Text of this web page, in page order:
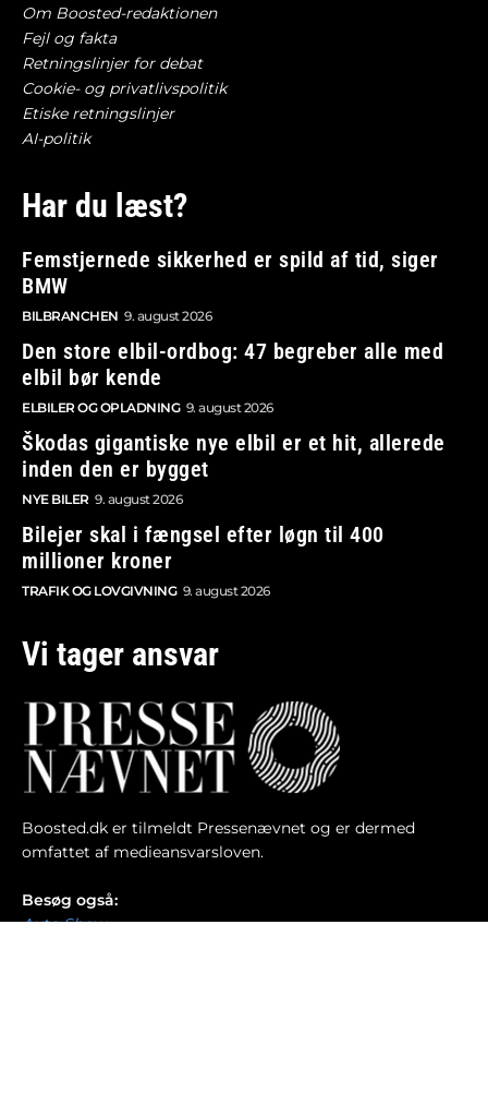
Om Boosted-redaktionen
Fejl og fakta
Retningslinjer for debat
Cookie- og privatlivspolitik
Etiske retningslinjer
AI-politik
Har du læst?
Femstjernede sikkerhed er spild af tid, siger
BMW
BILBRANCHEN 9. august 2026
Den store elbil-ordbog: 47 begreber alle med
elbil bør kende
ELBILER OG OPLADNING 9. august 2026
Škodas gigantiske nye elbil er et hit, allerede
inden den er bygget
NYE BILER 9. august 2026
Bilejer skal i fængsel efter løgn til 400
millioner kroner
TRAFIK OG LOVGIVNING 9. august 2026
Vi tager ansvar
Boosted.dk er tilmeldt Pressenævnet og er dermed
omfattet af medieansvarsloven.
Besøg også:
Auto Show